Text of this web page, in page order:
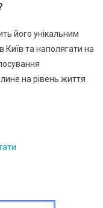
його унікальним
Київ та наполягати на
на рівень життя